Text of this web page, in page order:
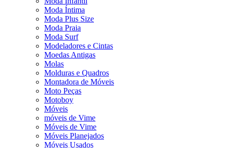
Moda Íntima
Moda Plus Size
Moda Praia
Moda Surf
Modeladores e Cintas
Moedas Antigas
Molas
Molduras e Quadros
Montadora de Móveis
Moto Peças
Motoboy
Móveis
móveis de Vime
Móveis de Vime
Móveis Planejados
Móveis Usados